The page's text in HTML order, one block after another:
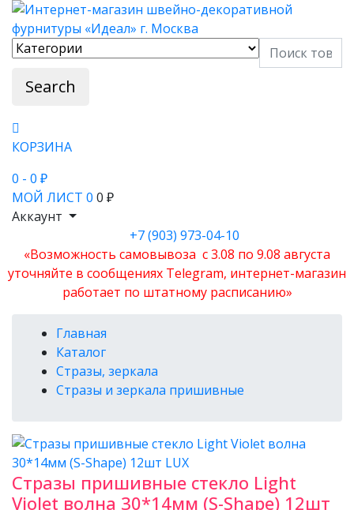
Search
КОРЗИНА
0 - 0 ₽
МОЙ ЛИСТ 0 0 ₽
Аккаунт
+7 (903) 973-04-10
«Возможность самовывоза с 3.08 по 9.08 августа
уточняйте в сообщениях Telegram, интернет-магазин
работает по штатному расписанию»
Главная
Каталог
Стразы, зеркала
Стразы и зеркала пришивные
Стразы пришивные стекло Light
Violet волна 30*14мм (S-Shape) 12шт